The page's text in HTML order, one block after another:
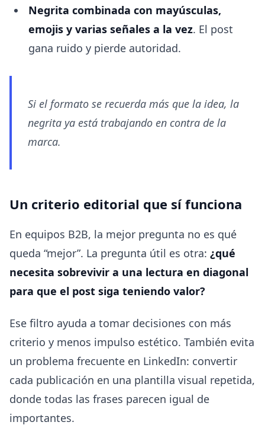
Negrita combinada con mayúsculas,
emojis y varias señales a la vez. El post
gana ruido y pierde autoridad.
Si el formato se recuerda más que la idea, la
negrita ya está trabajando en contra de la
marca.
Un criterio editorial que sí funciona
En equipos B2B, la mejor pregunta no es qué
queda “mejor”. La pregunta útil es otra: ¿qué
necesita sobrevivir a una lectura en diagonal
para que el post siga teniendo valor?
Ese filtro ayuda a tomar decisiones con más
criterio y menos impulso estético. También evita
un problema frecuente en LinkedIn: convertir
cada publicación en una plantilla visual repetida,
donde todas las frases parecen igual de
importantes.